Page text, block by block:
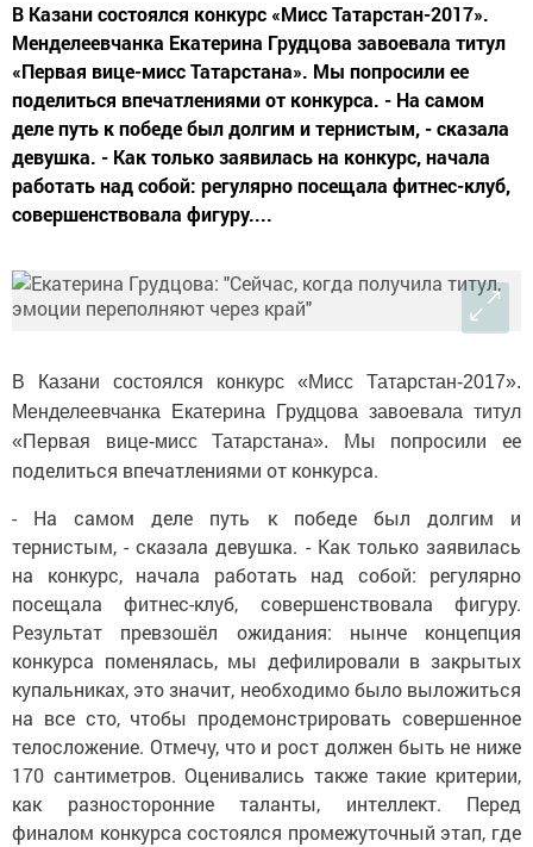
В Казани состоялся конкурс «Мисс Татарстан-2017».
Менделеевчанка Екатерина Грудцова завоевала титул
«Первая вице-мисс Татарстана». Мы попросили ее
поделиться впечатлениями от конкурса. - На самом
деле путь к победе был долгим и тернистым, - сказала
девушка. - Как только заявилась на конкурс, начала
работать над собой: регулярно посещала фитнес-клуб,
совершенствовала фигуру....
В Казани состоялся конкурс «Мисс Татарстан-2017».
Менделеевчанка Екатерина Грудцова завоевала титул
«Первая вице-мисс Татарстана». Мы попросили ее
поделиться впечатлениями от конкурса.
- На самом деле путь к победе был долгим и
тернистым, - сказала девушка. - Как только заявилась
на конкурс, начала работать над собой: регулярно
посещала фитнес-клуб, совершенствовала фигуру.
Результат превзошёл ожидания: нынче концепция
конкурса поменялась, мы дефилировали в закрытых
купальниках, это значит, необходимо было выложиться
на все сто, чтобы продемонстрировать совершенное
телосложение. Отмечу, что и рост должен быть не ниже
170 сантиметров. Оценивались также такие критерии,
как разносторонние таланты, интеллект. Перед
финалом конкурса состоялся промежуточный этап, где